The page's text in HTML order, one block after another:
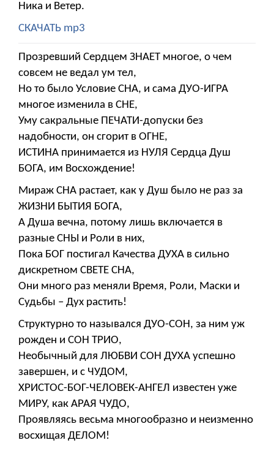
Ника и Ветер.
СКАЧАТЬ mp3
Прозревший Сердцем ЗНАЕТ многое, о чем
совсем не ведал ум тел,
Но то было Условие СНА, и сама ДУО-ИГРА
многое изменила в СНЕ,
Уму сакральные ПЕЧАТИ-допуски без
надобности, он сгорит в ОГНЕ,
ИСТИНА принимается из НУЛЯ Сердца Душ
БОГА, им Восхождение!
Мираж СНА растает, как у Душ было не раз за
ЖИЗНИ БЫТИЯ БОГА,
А Душа вечна, потому лишь включается в
разные СНЫ и Роли в них,
Пока БОГ постигал Качества ДУХА в сильно
дискретном СВЕТЕ СНА,
Они много раз меняли Время, Роли, Маски и
Судьбы – Дух растить!
Структурно то назывался ДУО-СОН, за ним уж
рожден и СОН ТРИО,
Необычный для ЛЮБВИ СОН ДУХА успешно
завершен, и с ЧУДОМ,
ХРИСТОС-БОГ-ЧЕЛОВЕК-АНГЕЛ известен уже
МИРУ, как АРАЯ ЧУДО,
Проявляясь весьма многообразно и неизменно
восхищая ДЕЛОМ!